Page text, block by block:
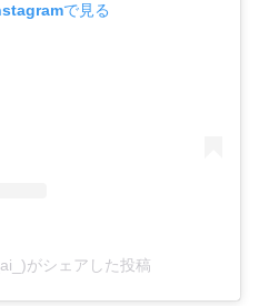
で見る
がシェアした投稿